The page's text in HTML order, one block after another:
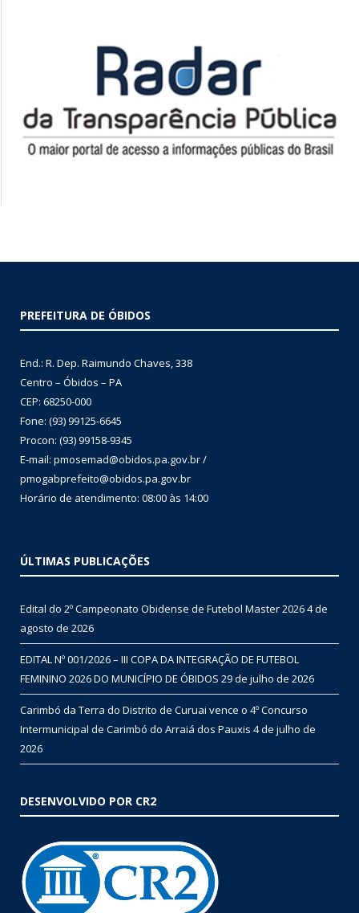
PREFEITURA DE ÓBIDOS
End.: R. Dep. Raimundo Chaves, 338
Centro – Óbidos – PA
CEP: 68250-000
Fone: (93) 99125-6645
Procon: (93) 99158-9345
E-mail: pmosemad@obidos.pa.gov.br /
pmogabprefeito@obidos.pa.gov.br
Horário de atendimento: 08:00 às 14:00
ÚLTIMAS PUBLICAÇÕES
Edital do 2º Campeonato Obidense de Futebol Master 20264 de
agosto de 2026
EDITAL Nº 001/2026 – III COPA DA INTEGRAÇÃO DE FUTEBOL
FEMININO 2026 DO MUNICÍPIO DE ÓBIDOS 29 de julho de 2026
Carimbó da Terra do Distrito de Curuai vence o 4º Concurso
Intermunicipal de Carimbó do Arraiá dos Pauxis 4 de julho de
2026
DESENVOLVIDO POR CR2